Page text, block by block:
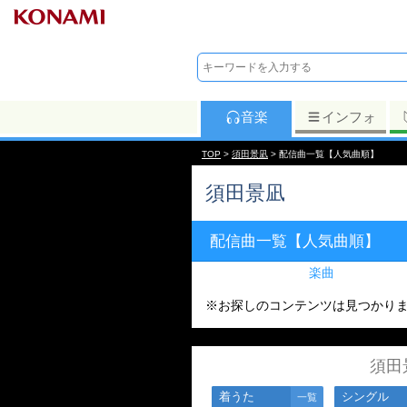
音楽 インフォ
TOP > 須田景凪 > 配信曲一覧【人気曲順】
須田景凪
配信曲一覧【人気曲順】
楽曲
※お探しのコンテンツは見つかりま
須田
着うた 一覧 シングル